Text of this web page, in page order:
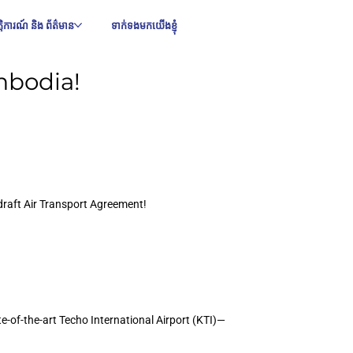
តិការណ៍ និង ព័ត៌មាន ទាក់ទងមកយើងខ្ញុំ
Air Transport Agreement!
of-the-art Techo International Airport (KTI)—